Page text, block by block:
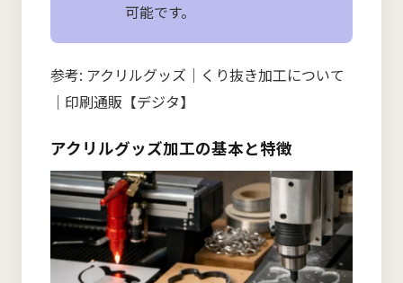
可能です。
参考: アクリルグッズ｜くり抜き加工について
｜印刷通販【デジタ】
アクリルグッズ加工の基本と特徴